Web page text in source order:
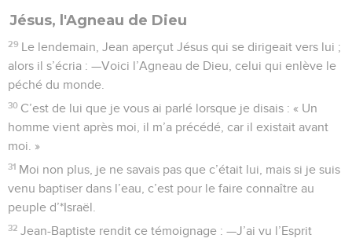
Jésus, l'Agneau de Dieu
29 Le lendemain, Jean aperçut Jésus qui se dirigeait vers lui ;
alors il s’écria : —Voici l’Agneau de Dieu, celui qui enlève le
péché du monde.
30 C’est de lui que je vous ai parlé lorsque je disais : « Un
homme vient après moi, il m’a précédé, car il existait avant
moi. »
31 Moi non plus, je ne savais pas que c’était lui, mais si je suis
venu baptiser dans l’eau, c’est pour le faire connaître au
peuple d’*Israël.
32 Jean-Baptiste rendit ce témoignage : —J’ai vu l’Esprit